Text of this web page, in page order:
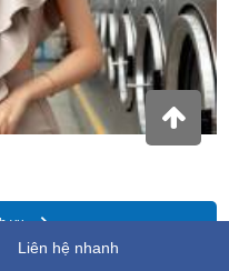
vụ
Liên hệ nhanh